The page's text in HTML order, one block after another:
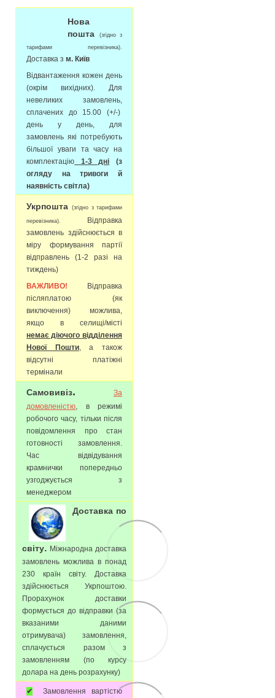
Нова
пошта
(згідно з
тарифами перевізника).
Доставка зм. Київ
Відвантаження кожен день
(окрім вихідних). Для
невеликих замовлень,
сплачених до 15.00 (+/-)
день у день, для
замовлень які потребують
більшої уваги та часу на
комплектацію 1-3 дні (з
огляду на тривоги й
наявність світла)
Укрпошта (згідно з тарифами
перевізника).
Відправка
замовлень здійснюється в
міру формування партії
відправлень (1-2 разі на
тиждень)
ВАЖЛИВО! Відправка
післяплатою (як
виключення) можлива,
якщо в селищі/місті
немає діючого відділення
Нової Пошти, а також
відсутні платіжні
термінали
Самовивіз.
За
домовленістю , в режимі
робочого часу, тільки після
повідомлення про стан
готовності замовлення.
Час відвідування
крамнички попередньо
узгоджується з
менеджером
Доставка по
світу. Міжнародна доставка
замовлень можлива в понад
230 країн світу. Доставка
здійснюється Укрпоштою.
Прорахунок доставки
формується до відправки (за
вказаними даними
отримувача) замовлення,
сплачується разом з
замовленням (по курсу
долара на день розрахунку)
✔ Замовлення вартістю